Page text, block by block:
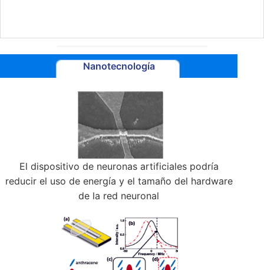
Nanotecnología
El dispositivo de neuronas artificiales podría
reducir el uso de energía y el tamaño del hardware
de la red neuronal